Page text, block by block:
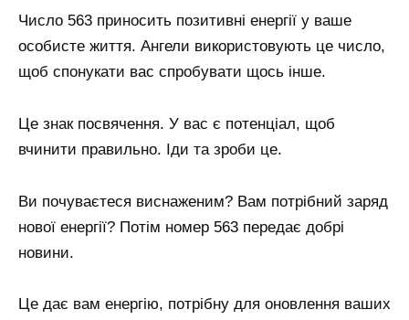
Число 563 приносить позитивні енергії у ваше
особисте життя. Ангели використовують це число,
щоб спонукати вас спробувати щось інше.
Це знак посвячення. У вас є потенціал, щоб
вчинити правильно. Іди та зроби це.
Ви почуваєтеся виснаженим? Вам потрібний заряд
нової енергії? Потім номер 563 передає добрі
новини.
Це дає вам енергію, потрібну для оновлення ваших